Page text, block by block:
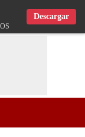
Descargar